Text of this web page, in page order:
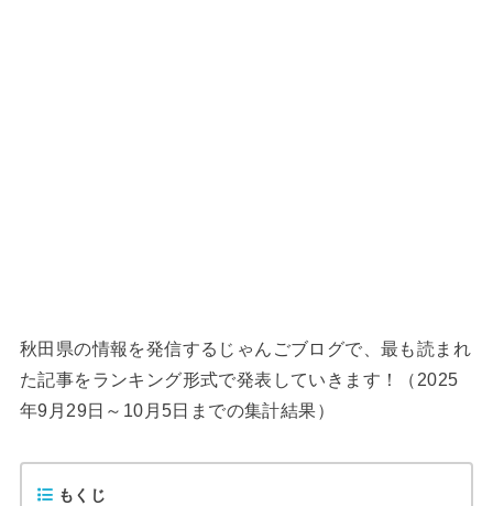
秋田県の情報を発信するじゃんごブログで、最も読まれ
た記事をランキング形式で発表していきます！（2025
年9月29日～10月5日までの集計結果）
もくじ